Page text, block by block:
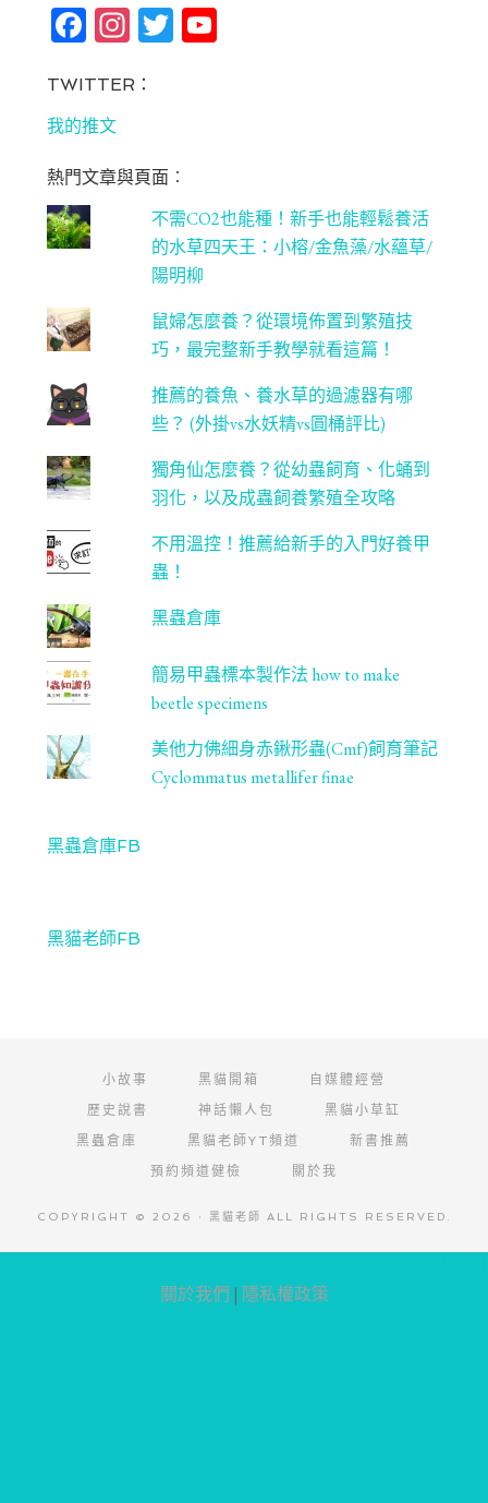
Fa
bo
ok
In
ag
m
T Yo
C
ha
n
ne
l
TWITTER：
我的推文
熱門文章與頁面︰
不需CO2也能種！新手也能輕鬆養活
的水草四天王：小榕/金魚藻/水蘊草/
陽明柳
鼠婦怎麼養？從環境佈置到繁殖技
巧，最完整新手教學就看這篇！
推薦的養魚、養水草的過濾器有哪
些？ (外掛vs水妖精vs圓桶評比)
獨角仙怎麼養？從幼蟲飼育、化蛹到
羽化，以及成蟲飼養繁殖全攻略
不用溫控！推薦給新手的入門好養甲
蟲！
黑蟲倉庫
簡易甲蟲標本製作法 how to make
beetle specimens
美他力佛細身赤鍬形蟲(Cmf)飼育筆記
Cyclommatus metallifer finae
黑蟲倉庫FB
黑貓老師FB
小故事 黑貓開箱
自媒體經營
歷史說書
神話懶人包
黑貓小草缸
黑蟲倉庫
黑貓老師YT頻道
新書推薦
預約頻道健檢
關於我
COPYRIGHT © 2026 · 黑貓老師 ALL RIGHTS RESERVED.
關於我們 | 隱私權政策